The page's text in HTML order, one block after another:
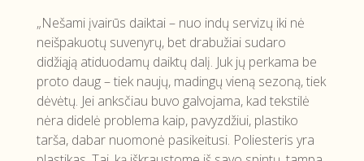
„Nešami įvairūs daiktai – nuo indų servizų iki nė
neišpakuotų suvenyrų, bet drabužiai sudaro
didžiąją atiduodamų daiktų dalį. Juk jų perkama be
proto daug – tiek naujų, madingų vieną sezoną, tiek
dėvėtų. Jei anksčiau buvo galvojama, kad tekstilė
nėra didelė problema kaip, pavyzdžiui, plastiko
tarša, dabar nuomonė pasikeitusi. Poliesteris yra